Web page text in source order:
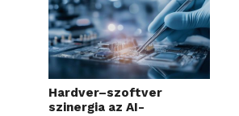
Hardver–szoftver
szinergia az AI-